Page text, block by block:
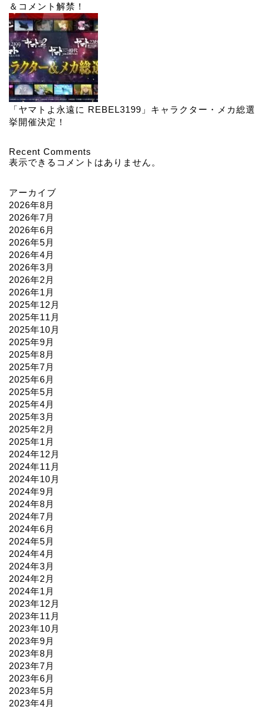
＆コメント解禁！
「ヤマトよ永遠に REBEL3199」キャラクター・メカ総選
挙開催決定！
Recent Comments
表示できるコメントはありません。
アーカイブ
2026年8月
2026年7月
2026年6月
2026年5月
2026年4月
2026年3月
2026年2月
2026年1月
2025年12月
2025年11月
2025年10月
2025年9月
2025年8月
2025年7月
2025年6月
2025年5月
2025年4月
2025年3月
2025年2月
2025年1月
2024年12月
2024年11月
2024年10月
2024年9月
2024年8月
2024年7月
2024年6月
2024年5月
2024年4月
2024年3月
2024年2月
2024年1月
2023年12月
2023年11月
2023年10月
2023年9月
2023年8月
2023年7月
2023年6月
2023年5月
2023年4月